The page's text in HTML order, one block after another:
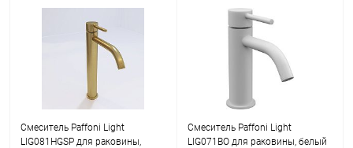
Смеситель Paffoni Light
LIG081HGSP для раковины,
Смеситель Paffoni Light
LIG071BO для раковины, белый